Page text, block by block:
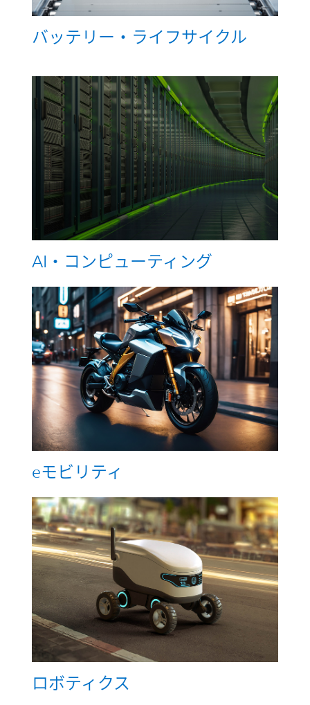
バッテリー・ライフサイクル
AI・コンピューティング
eモビリティ
ロボティクス